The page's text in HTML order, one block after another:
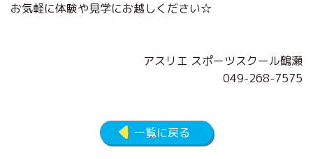
お気軽に体験や見学にお越しください☆
アスリエ スポーツスクール鶴瀬
049-268-7575
一覧に戻る